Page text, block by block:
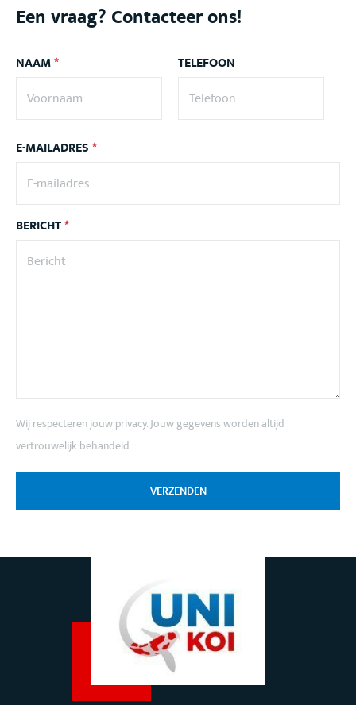
Een vraag? Contacteer ons!
NAAM* TELEFOON
E-MAILADRES*
BERICHT*
Wij respecteren jouw privacy. Jouw gegevens worden altijd
vertrouwelijk behandeld.
VERZENDEN